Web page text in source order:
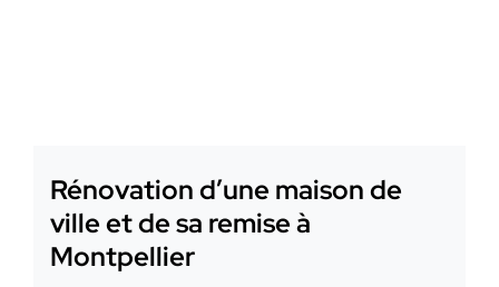
Rénovation d’une maison de
ville et de sa remise à
Montpellier